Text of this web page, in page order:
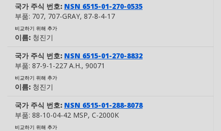
국가 주식 번호: NSN 6515-01-270-0535
부품: 707, 707-GRAY, 87-8-4-17
비교하기 위해 추가
이름: 청진기
국가 주식 번호: NSN 6515-01-270-8832
부품: 87-9-1-227 A.H., 90071
비교하기 위해 추가
이름: 청진기
국가 주식 번호: NSN 6515-01-288-8078
부품: 88-10-04-42 MSP, C-2000K
비교하기 위해 추가